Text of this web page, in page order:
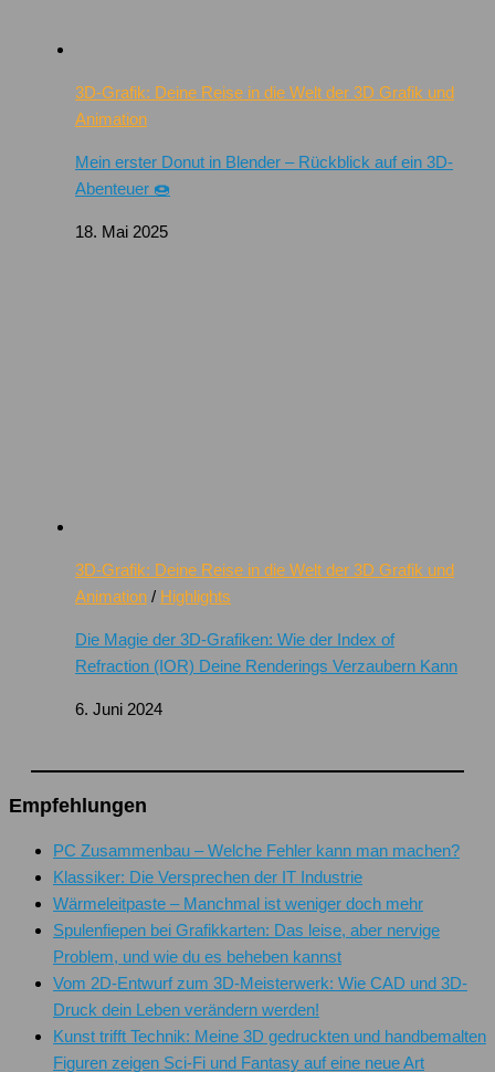
3D-Grafik: Deine Reise in die Welt der 3D Grafik und
Animation
Mein erster Donut in Blender – Rückblick auf ein 3D-
Abenteuer 🍩
18. Mai 2025
3D-Grafik: Deine Reise in die Welt der 3D Grafik und
Animation / Highlights
Die Magie der 3D-Grafiken: Wie der Index of
Refraction (IOR) Deine Renderings Verzaubern Kann
6. Juni 2024
Empfehlungen
PC Zusammenbau – Welche Fehler kann man machen?
Klassiker: Die Versprechen der IT Industrie
Wärmeleitpaste – Manchmal ist weniger doch mehr
Spulenfiepen bei Grafikkarten: Das leise, aber nervige
Problem, und wie du es beheben kannst
Vom 2D-Entwurf zum 3D-Meisterwerk: Wie CAD und 3D-
Druck dein Leben verändern werden!
Kunst trifft Technik: Meine 3D gedruckten und handbemalten
Figuren zeigen Sci-Fi und Fantasy auf eine neue Art